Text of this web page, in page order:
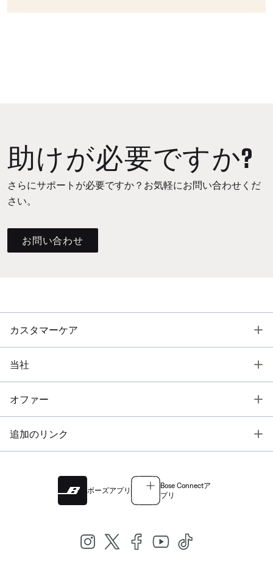
助けが必要ですか?
さらにサポートが必要ですか？お気軽にお問い合わせくだ
さい。
お問い合わせ
カスタマーケア
当社
オファー
追加のリンク
ボーズアプリ
Bose Connectア
プリ